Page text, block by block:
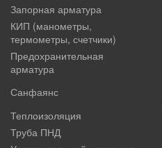
Запорная арматура
КИП (манометры,
термометры, счетчики)
Предохранительная
арматура
Санфаянс
Теплоизоляция
Труба ПНД